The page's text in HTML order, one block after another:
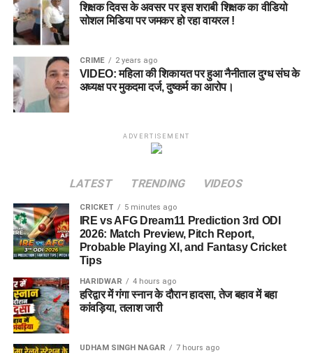
शिक्षक दिवस के अवसर पर इस शराबी शिक्षक का वीडियो
सोशल मिडिया पर जमकर हो रहा वायरल !
CRIME 2 years ago
VIDEO: महिला की शिकायत पर हुआ नैनीताल दुग्ध संघ के
अध्यक्ष पर मुकदमा दर्ज, दुष्कर्म का आरोप।
ADVERTISEMENT
LATEST TRENDING VIDEOS
CRICKET 5 minutes ago
IRE vs AFG Dream11 Prediction 3rd ODI
2026: Match Preview, Pitch Report,
Probable Playing XI, and Fantasy Cricket
Tips
HARIDWAR 4 hours ago
हरिद्वार में गंगा स्नान के दौरान हादसा, तेज बहाव में बहा
कांवड़िया, तलाश जारी
UDHAM SINGH NAGAR 7 hours ago